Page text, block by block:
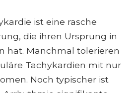
ist eine rasche
die ihren Ursprung in
hat. Manchmal tolerieren
Tachykardien mit nur
Noch typischer ist